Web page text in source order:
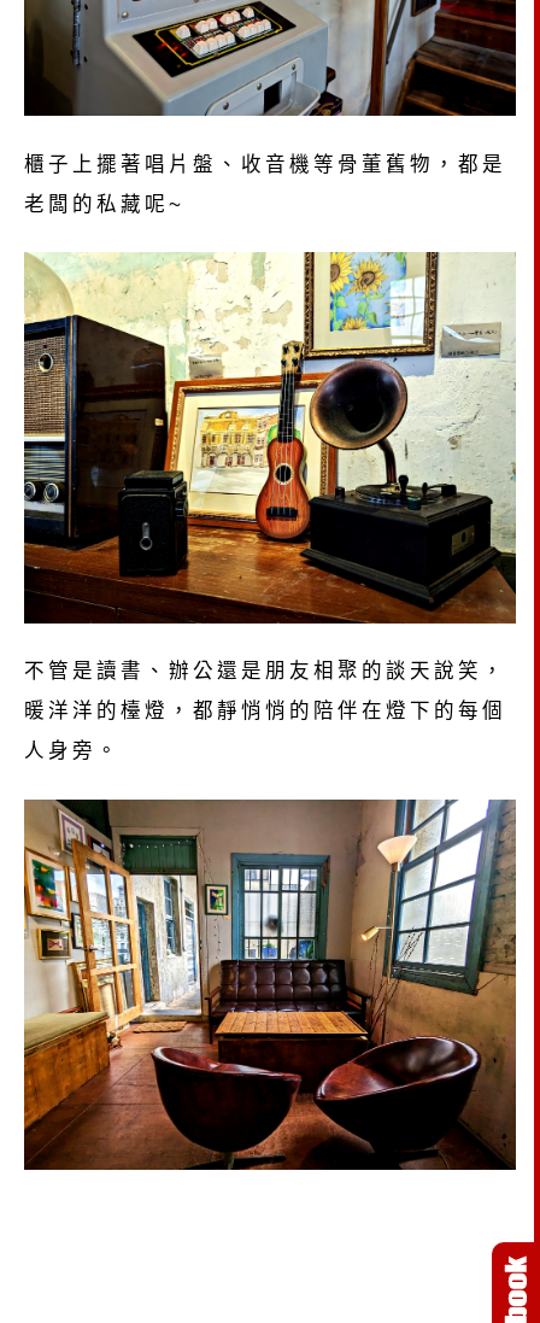
櫃子上擺著唱片盤、收音機等骨董舊物，都是
老闆的私藏呢~
不管是讀書、辦公還是朋友相聚的談天說笑，
暖洋洋的檯燈，都靜悄悄的陪伴在燈下的每個
人身旁。